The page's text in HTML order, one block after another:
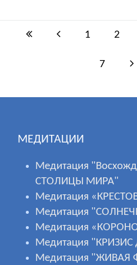
1 2
7
МЕДИТАЦИИ
Медитация
СТОЛИЦЫ МИРА"
Медитация
Медитация
Медитация
Медитация
Медитация "ЖИВАЯ